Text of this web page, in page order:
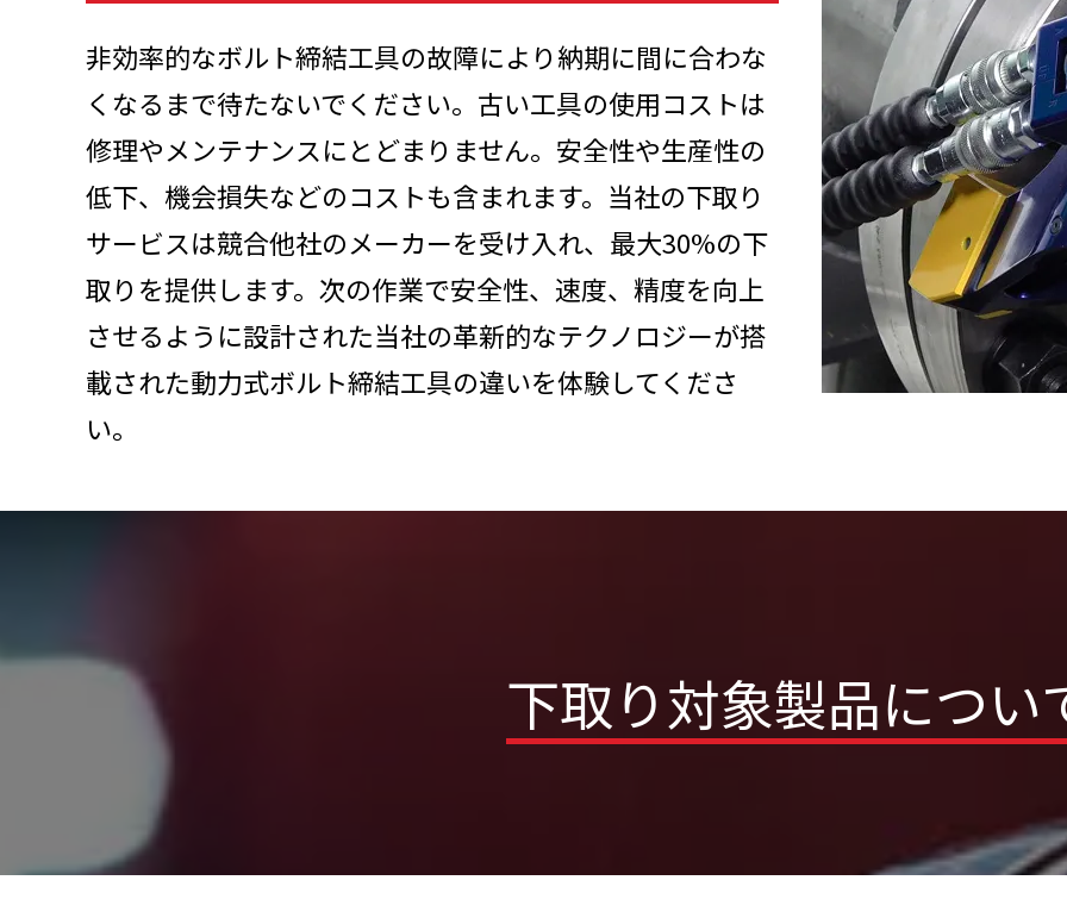
非効率的なボルト締結工具の故障により納期に間に合わな
くなるまで待たないでください。古い工具の使用コストは
修理やメンテナンスにとどまりません。安全性や生産性の
低下、機会損失などのコストも含まれます。当社の下取り
サービスは競合他社のメーカーを受け入れ、最大30%の下
取りを提供します。次の作業で安全性、速度、精度を向上
させるように設計された当社の革新的なテクノロジーが搭
載された動力式ボルト締結工具の違いを体験してくださ
い。
下取り対象製品につい